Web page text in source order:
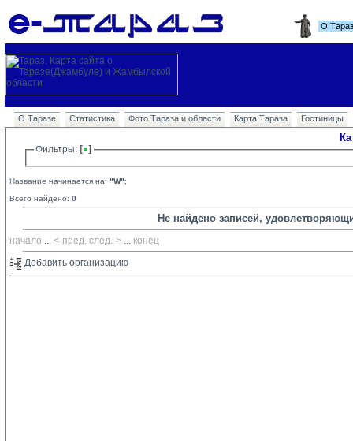
О
О Таразе Статистика Фото Тараза и области Карта Тараза Гостиницы
Фильтры:
Название начинается на: "W";
Всего найдено: 0
Не найдено записей,
начало ... <-пред. след.-> ... конец
Добавить организацию